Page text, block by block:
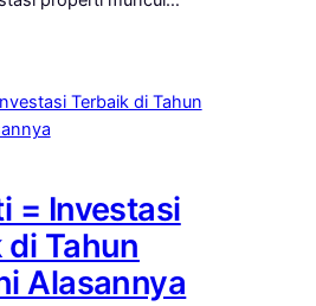
= Investasi
di Tahun
Alasannya